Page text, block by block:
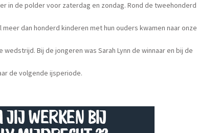
in de polder voor zaterdag en zondag. Rond de tweehonderd
dan honderd kinderen met hun ouders kwamen naar onze
Bij de jongeren was Sarah Lynn de winnaar en bij de
de volgende ijsperiode.